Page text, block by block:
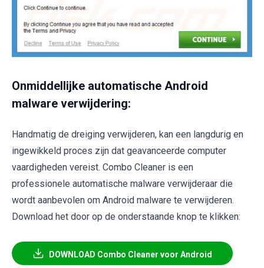
Onmiddellijke automatische Android
malware verwijdering:
Handmatig de dreiging verwijderen, kan een langdurig en
ingewikkeld proces zijn dat geavanceerde computer
vaardigheden vereist. Combo Cleaner is een
professionele automatische malware verwijderaar die
wordt aanbevolen om Android malware te verwijderen.
Download het door op de onderstaande knop te klikken:
DOWNLOAD Combo Cleaner voor Android